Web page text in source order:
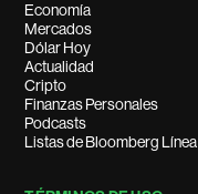
Economía
Mercados
Dólar Hoy
Actualidad
Cripto
Finanzas Personales
Podcasts
Listas de Bloomberg Línea